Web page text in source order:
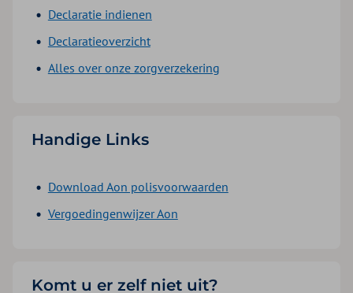
Declaratie indienen
Declaratieoverzicht
Alles over onze zorgverzekering
Handige Links
Download Aon polisvoorwaarden
Vergoedingenwijzer Aon
Komt u er zelf niet uit?